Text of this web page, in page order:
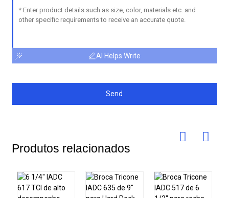
AI Helps Write
Send
Produtos relacionados